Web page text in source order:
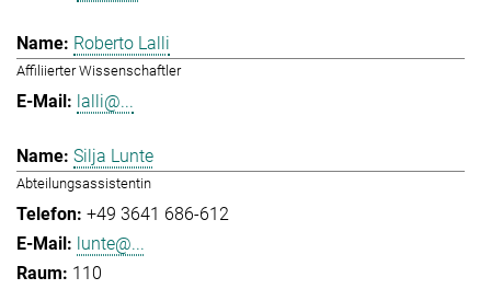
Roberto Lalli
Affiliierter Wissenschaftler
lalli@...
Silja Lunte
Abteilungsassistentin
+49 3641 686-612
lunte@...
110